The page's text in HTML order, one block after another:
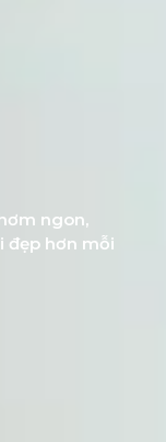
ngon,
đẹp hơn mỗi